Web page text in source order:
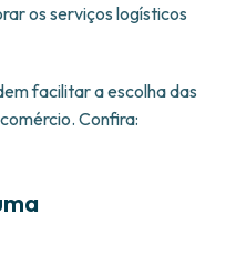
os serviços logísticos
facilitar a escolha das
Confira: